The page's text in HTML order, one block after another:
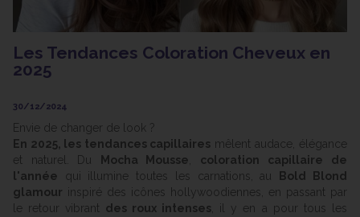
Les Tendances Coloration Cheveux en
2025
30/12/2024
Envie de changer de look ?
En 2025, les tendances capillaires mêlent audace, élégance
et naturel. Du
Mocha Mousse
coloration capillaire de
l'année qui illumine toutes les carnations, au
Bold Blond
glamour inspiré des icônes hollywoodiennes, en passant par
le retour vibrant des roux intenses , il y en a pour tous les